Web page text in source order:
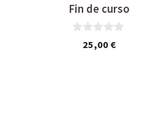
Fin de curso
25,00 €